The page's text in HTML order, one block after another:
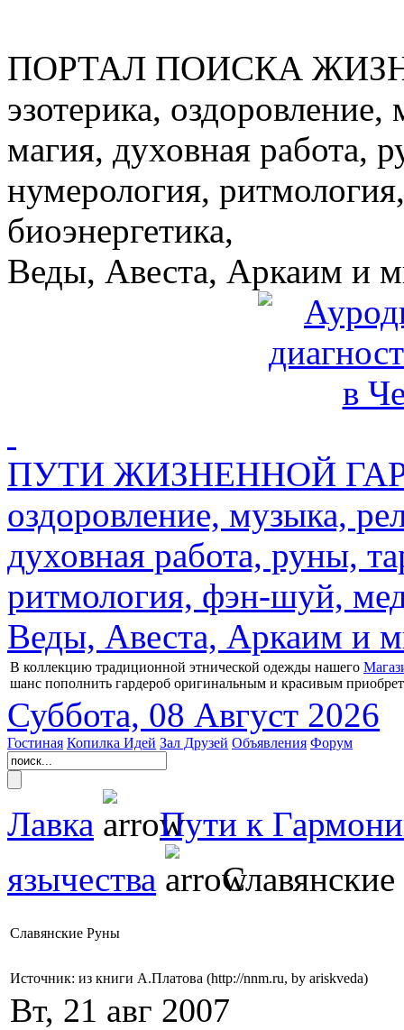
ПОРТАЛ ПОИСКА
эзотерика,
магия, духовная работа,
нумерология,
биоэнергетика,
Веды, Авеста, Аркаим и
ПУТИ ЖИЗНЕННОЙ
оздоровление, музыка,
духовная работа, руны,
ритмология, фэн-шуй,
Веды, Авеста, Аркаим и
В коллекцию традиционной этнической одежды нашего
шанс пополнить гардероб оригинальным и красивым
Суббота, 08 Август 2026
Гостиная Копилка Идей Зал Друзей Объявления Форум
Лавка
Пути к
язычества
Славянские Руны
Источник: из книги А.Платова (http://nnm.ru, by ariskveda)
Вт, 21 авг 2007